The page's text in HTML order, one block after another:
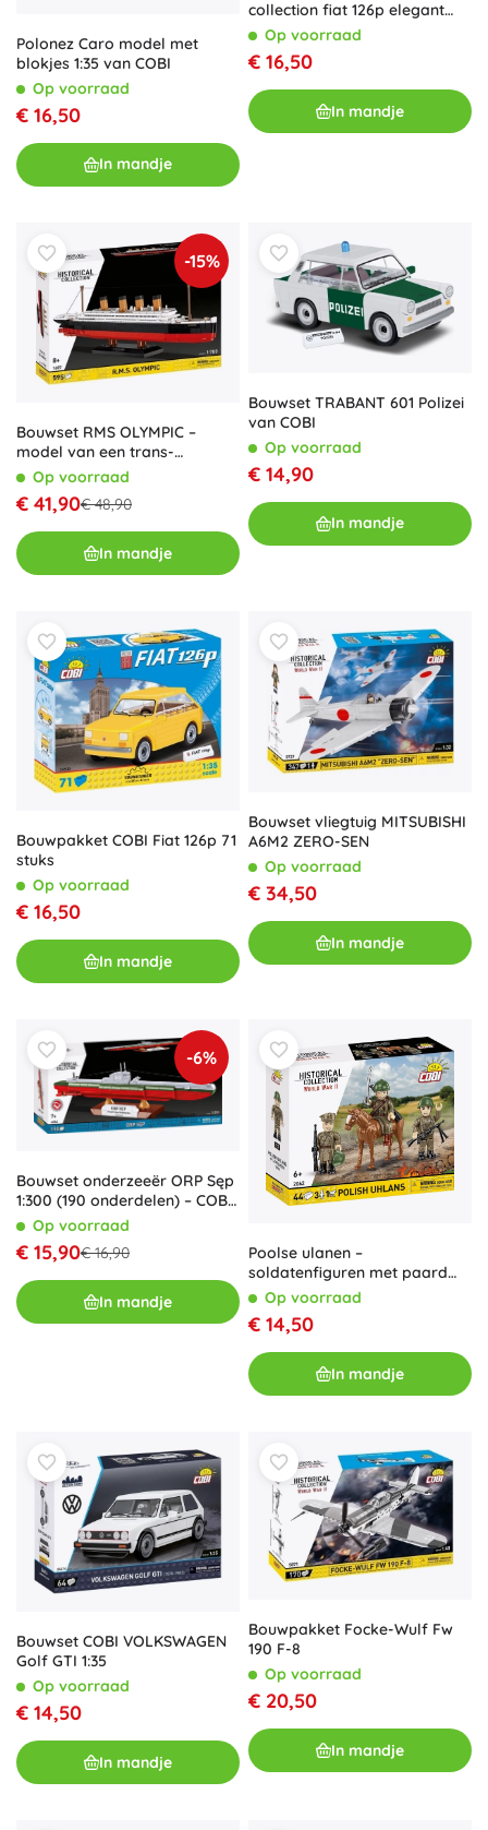
Polonez Caro model met
blokjes 1:35 van COBI
Op voorraad
€ 16,50
In mandje
collection fiat 126p elegant
1:35Op voorraad
€ 16,50
In mandje
-15%
Bouwset RMS OLYMPIC –
model van een trans-
Atlantische oceaanlijner 1:700
(595 onderdelen)
Op voorraad
€ 41,90€ 48,90
In mandje
Bouwset TRABANT 601 Polizei
van COBI
Op voorraad
€ 14,90
In mandje
Bouwpakket COBI Fiat 126p 71
stuks
Op voorraad
€ 16,50
In mandje
Bouwset vliegtuig MITSUBISHI
A6M2 ZERO-SEN
Op voorraad
€ 34,50
In mandje
-6%
Bouwset onderzeeër ORP Sęp
1:300 (190 onderdelen) – COBI
Historical Collection
Op voorraad
€ 15,90€ 16,90
In mandje
Poolse ulanen –
soldatenfiguren met paard
(44 onderdelen)
Op voorraad
€ 14,50
In mandje
Bouwset COBI VOLKSWAGEN
Golf GTI 1:35
Op voorraad
€ 14,50
In mandje
Bouwpakket Focke-Wulf Fw
190 F-8
Op voorraad
€ 20,50
In mandje